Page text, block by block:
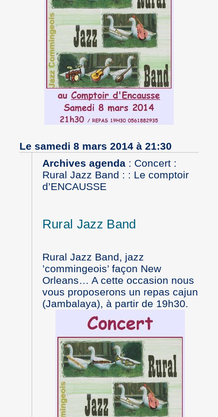
Le samedi 8 mars 2014 à 21:30
Archives agenda: Concert :
Rural Jazz Band : : Le comptoir
d’ENCAUSSE
Rural Jazz Band
Rural Jazz Band, jazz
’commingeois’ façon New
Orleans… A cette occasion nous
vous proposerons un repas cajun
(Jambalaya), à partir de 19h30.